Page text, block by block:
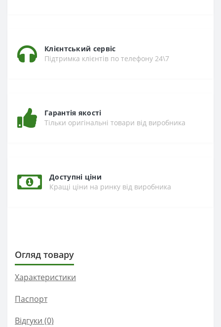
Клієнтський сервіс
Підтримка клієнтів по телефону 24\7
Гарантія якості
Тільки оригінальні товари від виробника
Доступні ціни
Кращі ціни на ринку від виробника
Огляд товару
Характеристики
Паспорт
Відгуки (0)